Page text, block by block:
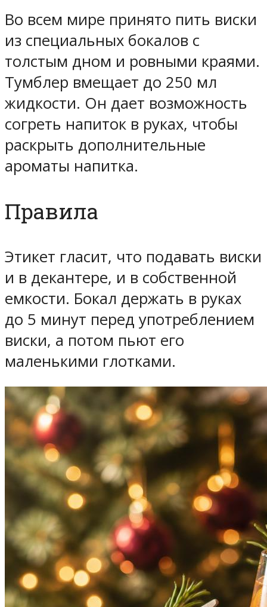
Во всем мире принято пить виски
из специальных бокалов с
толстым дном и ровными краями.
Тумблер вмещает до 250 мл
жидкости. Он дает возможность
согреть напиток в руках, чтобы
раскрыть дополнительные
ароматы напитка.
Правила
Этикет гласит, что подавать виски
и в декантере, и в собственной
емкости. Бокал держать в руках
до 5 минут перед употреблением
виски, а потом пьют его
маленькими глотками.